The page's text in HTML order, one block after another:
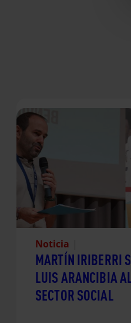
Noticia
MARTÍN IRIBERRI
LUIS ARANCIBIA
SECTOR SOCIAL